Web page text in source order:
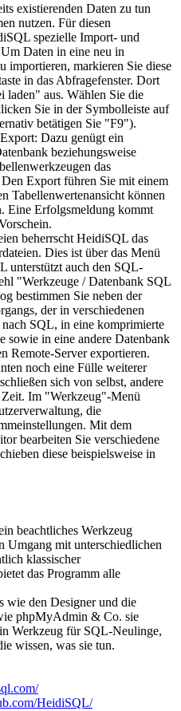
existierenden Daten zu tun
nutzen. Für diesen
spezielle Import- und
Daten in eine neu in
importieren, markieren Sie diese
in das Abfragefenster. Dort
laden" aus. Wählen Sie die
Sie in der Symbolleiste auf
betätigen Sie "F9").
Dazu genügt ein
beziehungsweise
das
Export führen Sie mit einem
Tabellenwertenansicht können
Eine Erfolgsmeldung kommt
beherrscht HeidiSQL das
Dies ist über das Menü
unterstützt auch den SQL-
"Werkzeuge / Datenbank SQL
bestimmen Sie neben der
der in verschiedenen
SQL, in eine komprimierte
sowie in eine andere Datenbank
Remote-Server exportieren.
noch eine Fülle weiterer
sich von selbst, andere
Zeit. Im "Werkzeug"-Menü
die
Mit dem
bearbeiten Sie verschiedene
diese beispielsweise in
beachtliches Werkzeug
Umgang mit unterschiedlichen
klassischer
das Programm alle
wie den Designer und die
phpMyAdmin & Co. sie
Werkzeug für SQL-Neulinge,
wissen, was sie tun.
HeidiSQL/